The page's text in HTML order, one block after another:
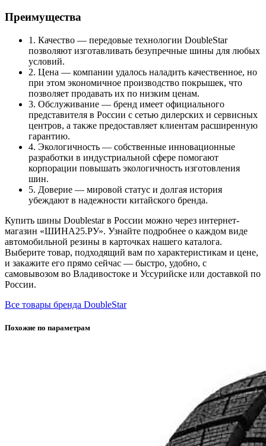
Преимущества
1. Качество — передовые технологии DoubleStar
позволяют изготавливать безупречные шины для любых
условий.
2. Цена — компании удалось наладить качественное, но
при этом экономичное производство покрышек, что
позволяет продавать их по низким ценам.
3. Обслуживание — бренд имеет официального
представителя в России с сетью дилерских и сервисных
центров, а также предоставляет клиентам расширенную
гарантию.
4. Экологичность — собственные инновационные
разработки в индустриальной сфере помогают
корпорации повышать экологичность изготовления
шин.
5. Доверие — мировой статус и долгая история
убеждают в надежности китайского бренда.
Купить шины Doublestar в России можно через интернет-
магазин «ШИНА25.РУ». Узнайте подробнее о каждом виде
автомобильной резины в карточках нашего каталога.
Выберите товар, подходящий вам по характеристикам и цене,
и закажите его прямо сейчас — быстро, удобно, с
самовывозом во Владивостоке и Уссурийске или доставкой по
России.
Все товары бренда DoubleStar
Похожие по параметрам